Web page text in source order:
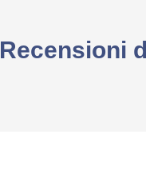
Recensioni